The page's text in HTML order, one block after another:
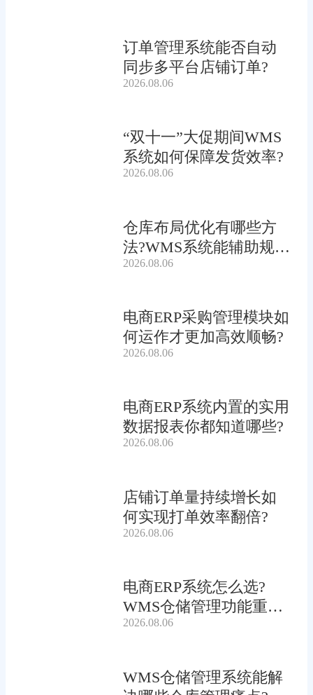
订单管理系统能否自动
同步多平台店铺订单?
2026.08.06
“双十一”大促期间WMS
系统如何保障发货效率?
2026.08.06
仓库布局优化有哪些方
法?WMS系统能辅助规划
吗?
2026.08.06
电商ERP采购管理模块如
何运作才更加高效顺畅?
2026.08.06
电商ERP系统内置的实用
数据报表你都知道哪些?
2026.08.06
店铺订单量持续增长如
何实现打单效率翻倍?
2026.08.06
电商ERP系统怎么选?
WMS仓储管理功能重要
吗?
2026.08.06
WMS仓储管理系统能解